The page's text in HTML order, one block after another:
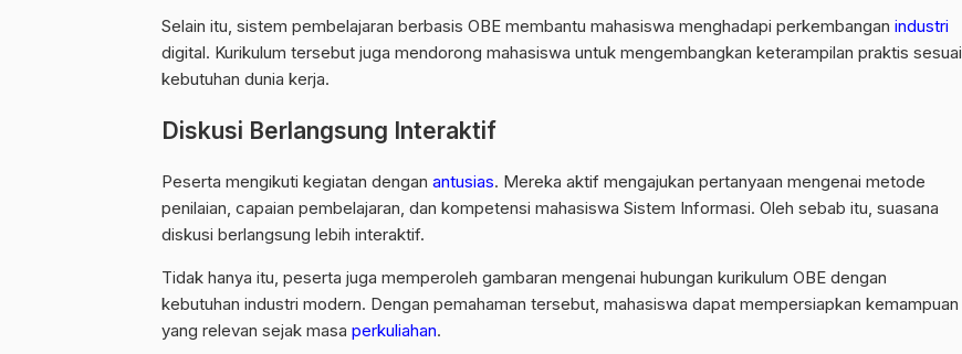
Selain itu, sistem pembelajaran berbasis OBE membantu mahasiswa menghadapi perkembangan industri
digital. Kurikulum tersebut juga mendorong mahasiswa untuk mengembangkan keterampilan praktis sesuai
kebutuhan dunia kerja.
Diskusi Berlangsung Interaktif
Peserta mengikuti kegiatan dengan antusias. Mereka aktif mengajukan pertanyaan mengenai metode
penilaian, capaian pembelajaran, dan kompetensi mahasiswa Sistem Informasi. Oleh sebab itu, suasana
diskusi berlangsung lebih interaktif.
Tidak hanya itu, peserta juga memperoleh gambaran mengenai hubungan kurikulum OBE dengan
kebutuhan industri modern. Dengan pemahaman tersebut, mahasiswa dapat mempersiapkan kemampuan
yang relevan sejak masa perkuliahan.